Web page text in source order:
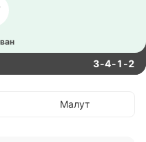
3-4-1-2
Малут